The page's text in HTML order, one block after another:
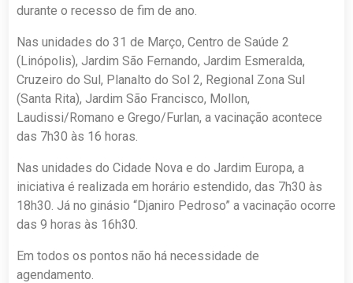
durante o recesso de fim de ano.
Nas unidades do 31 de Março, Centro de Saúde 2
(Linópolis), Jardim São Fernando, Jardim Esmeralda,
Cruzeiro do Sul, Planalto do Sol 2, Regional Zona Sul
(Santa Rita), Jardim São Francisco, Mollon,
Laudissi/Romano e Grego/Furlan, a vacinação acontece
das 7h30 às 16 horas.
Nas unidades do Cidade Nova e do Jardim Europa, a
iniciativa é realizada em horário estendido, das 7h30 às
18h30. Já no ginásio “Djaniro Pedroso” a vacinação ocorre
das 9 horas às 16h30.
Em todos os pontos não há necessidade de
agendamento.